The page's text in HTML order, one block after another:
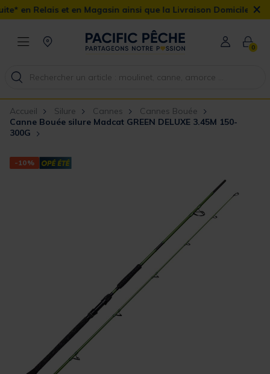
Magasin ainsi que la Livraison Domicile offerte dès 90€ ×
0
Accueil Silure Cannes
Cannes Bouée
Canne Bouée silure Madcat GREEN DELUXE 3.45M 150-
300G
-10%